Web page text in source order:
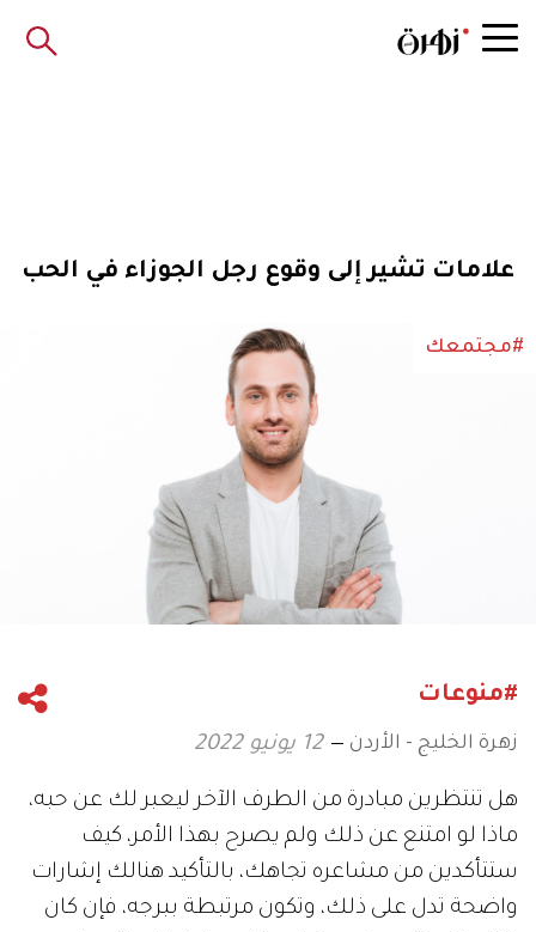
علامات تشير إلى وقوع رجل الجوزاء في الحب
#مجتمعك
#منوعات
زهرة الخليج - الأردن 12 يونيو 2022
هل تنتظرين مبادرة من الطرف الآخر ليعبر لك عن حبه،
ماذا لو امتنع عن ذلك ولم يصرح بهذا الأمر، كيف
ستتأكدين من مشاعره تجاهك، بالتأكيد هنالك إشارات
واضحة تدل على ذلك، وتكون مرتبطة ببرجه، فإن كان